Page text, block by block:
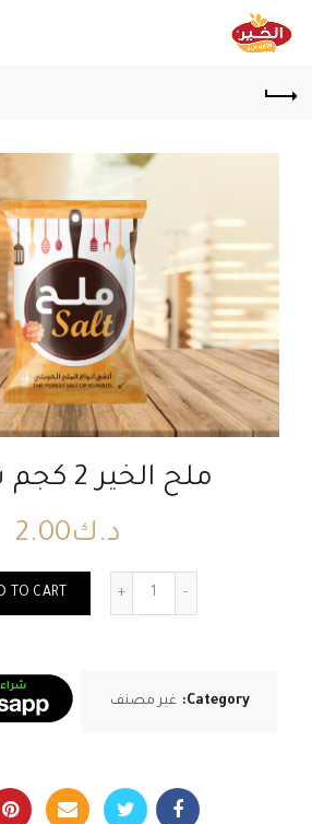
ملح الخير 2 كجم شد 10
د.ك2.00
TO CART
Category: غير مصنف